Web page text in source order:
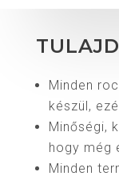
Minden
készül,
Minőségi,
hogy még
Minden